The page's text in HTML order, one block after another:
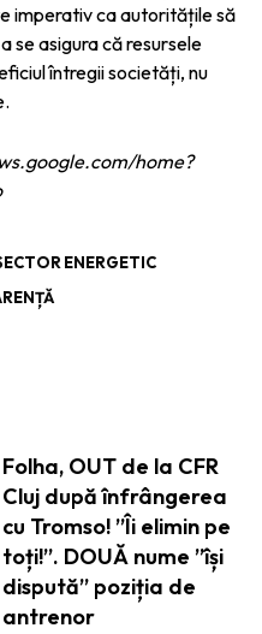
Folha, OUT de la CFR
Cluj după înfrângerea
cu Tromso! ”Îi elimin pe
toți!”. DOUĂ nume ”își
dispută” poziția de
antrenor
imperativ ca autoritățile să
se asigura că resursele
întregii societăți, nu
home?
ENERGETIC